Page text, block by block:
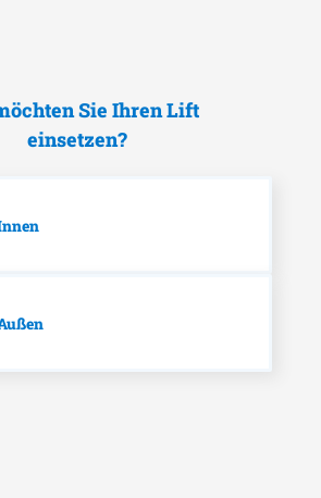
Sie Ihren Lift
einsetzen?